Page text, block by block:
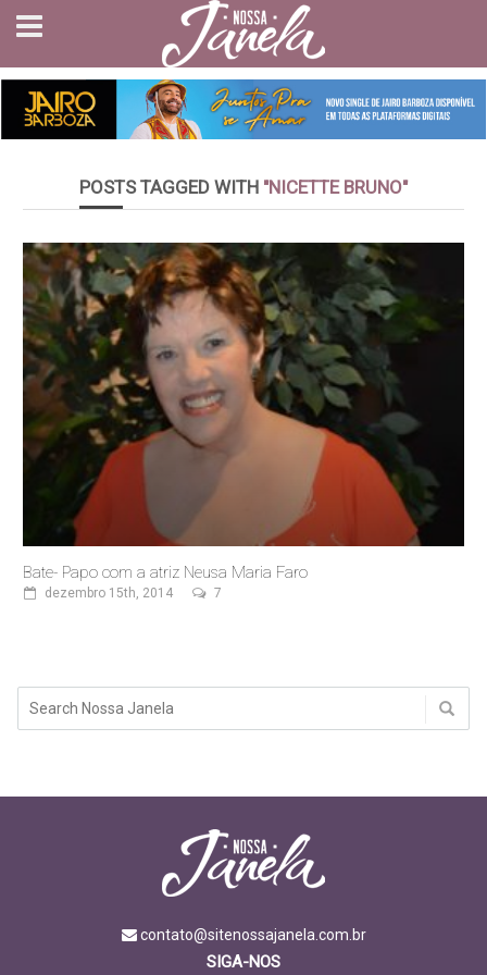
POSTS TAGGED WITH "NICETTE BRUNO"
Bate- Papo com a atriz Neusa Maria Faro
dezembro 15th, 2014 7
contato@sitenossajanela.com.br
SIGA-NOS